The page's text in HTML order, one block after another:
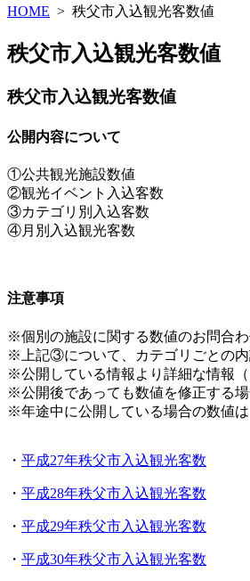
HOME > 秩父市入込観光客数値
秩父市入込観光客数値
秩父市入込観光客数値
公開内容について
①公共観光施設数値
②観光イベント入込客数
③カテゴリ別入込客数
④月別入込観光客数
注意事項
※個別の施設に関する数値のお問合
※上記③について、カテゴリごとの内
※公開している情報より詳細な情報
※公開後であっても数値を修正する場
※年途中に公開している場合の数値
・ 平成27年秩父市入込観光客数
・ 平成28年秩父市入込観光客数
・ 平成29年秩父市入込観光客数
・ 平成30年秩父市入込観光客数